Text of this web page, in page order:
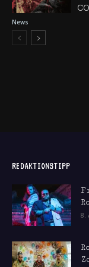
News
REDAKTIONSTIPP
8.